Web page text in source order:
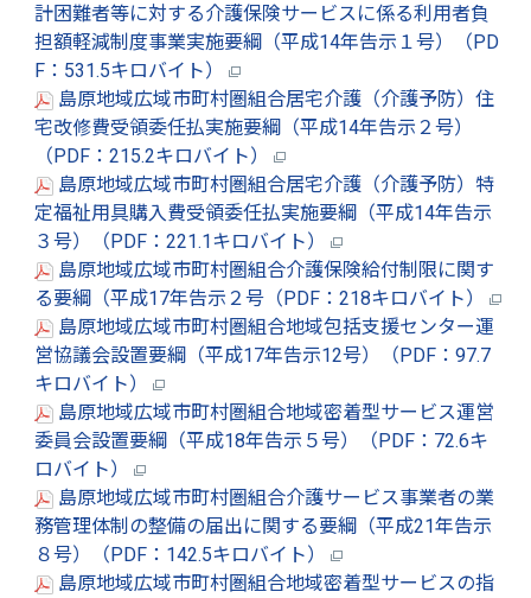
計困難者等に対する介護保険サービスに係る利用者負
担額軽減制度事業実施要綱（平成14年告示１号）（PD
F：531.5キロバイト）
島原地域広域市町村圏組合居宅介護（介護予防）住
宅改修費受領委任払実施要綱（平成14年告示２号）
（PDF：215.2キロバイト）
島原地域広域市町村圏組合居宅介護（介護予防）特
定福祉用具購入費受領委任払実施要綱（平成14年告示
３号）（PDF：221.1キロバイト）
島原地域広域市町村圏組合介護保険給付制限に関す
る要綱（平成17年告示２号（PDF：218キロバイト）
島原地域広域市町村圏組合地域包括支援センター運
営協議会設置要綱（平成17年告示12号）（PDF：97.7
キロバイト）
島原地域広域市町村圏組合地域密着型サービス運営
委員会設置要綱（平成18年告示５号）（PDF：72.6キ
ロバイト）
島原地域広域市町村圏組合介護サービス事業者の業
務管理体制の整備の届出に関する要綱（平成21年告示
８号）（PDF：142.5キロバイト）
島原地域広域市町村圏組合地域密着型サービスの指